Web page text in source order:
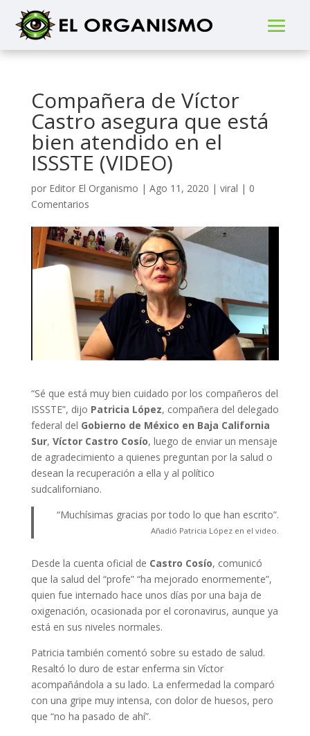
Compañera de Víctor
Castro asegura que está
bien atendido en el
ISSSTE (VIDEO)
por Editor El Organismo | Ago 11, 2020 | viral | 0
Comentarios
“Sé que está muy bien cuidado por los compañeros del
ISSSTE”, dijo Patricia López, compañera del delegado
federal del Gobierno de México en Baja California
Sur, Víctor Castro Cosío, luego de enviar un mensaje
de agradecimiento a quienes preguntan por la salud o
desean la recuperación a ella y al político
sudcaliforniano.
“Muchísimas gracias por todo lo que han escrito”.
Añadió Patricia López en el video.
Desde la cuenta oficial de Castro Cosío, comunicó
que la salud del “profe” “ha mejorado enormemente”,
quien fue internado hace unos días por una baja de
oxigenación, ocasionada por el coronavirus, aunque ya
está en sus niveles normales.
Patricia también comentó sobre su estado de salud.
Resaltó lo duro de estar enferma sin Víctor
acompañándola a su lado. La enfermedad la comparó
con una gripe muy intensa, con dolor de huesos, pero
que “no ha pasado de ahí”.